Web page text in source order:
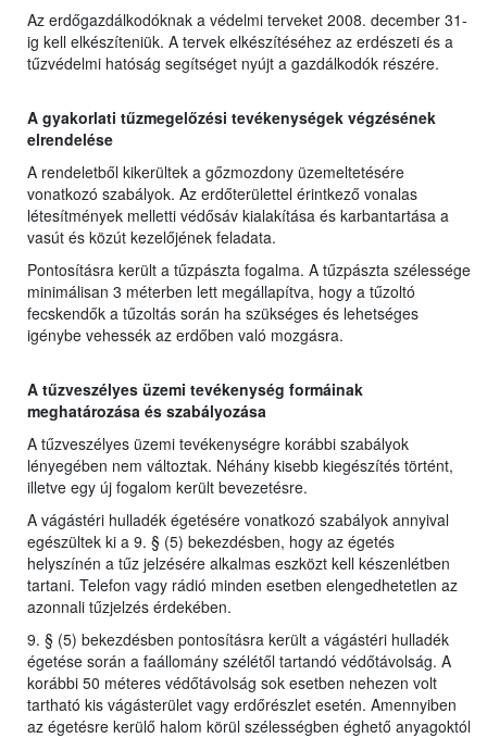
Az erdőgazdálkodóknak a védelmi terveket 2008. december 31-
ig kell elkészíteniük. A tervek elkészítéséhez az erdészeti és a
tűzvédelmi hatóság segítséget nyújt a gazdálkodók részére.
A gyakorlati tűzmegelőzési tevékenységek végzésének
elrendelése
A rendeletből kikerültek a gőzmozdony üzemeltetésére
vonatkozó szabályok. Az erdőterülettel érintkező vonalas
létesítmények melletti védősáv kialakítása és karbantartása a
vasút és közút kezelőjének feladata.
Pontosításra került a tűzpászta fogalma. A tűzpászta szélessége
minimálisan 3 méterben lett megállapítva, hogy a tűzoltó
fecskendők a tűzoltás során ha szükséges és lehetséges
igénybe vehessék az erdőben való mozgásra.
A tűzveszélyes üzemi tevékenység formáinak
meghatározása és szabályozása
A tűzveszélyes üzemi tevékenységre korábbi szabályok
lényegében nem változtak. Néhány kisebb kiegészítés történt,
illetve egy új fogalom került bevezetésre.
A vágástéri hulladék égetésére vonatkozó szabályok annyival
egészültek ki a 9. § (5) bekezdésben, hogy az égetés
helyszínén a tűz jelzésére alkalmas eszközt kell készenlétben
tartani. Telefon vagy rádió minden esetben elengedhetetlen az
azonnali tűzjelzés érdekében.
9. § (5) bekezdésben pontosításra került a vágástéri hulladék
égetése során a faállomány szélétől tartandó védőtávolság. A
korábbi 50 méteres védőtávolság sok esetben nehezen volt
tartható kis vágásterület vagy erdőrészlet esetén. Amennyiben
az égetésre kerülő halom körül szélességben éghető anyagoktól